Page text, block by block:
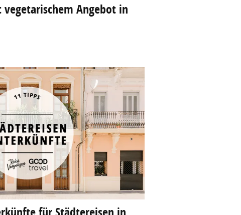
Angebot in